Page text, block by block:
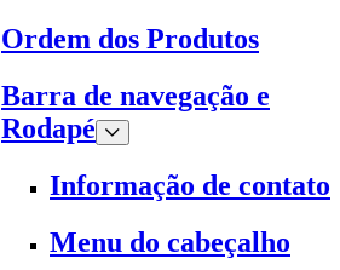
Ordem dos Produtos
Barra de navegação e
Rodapé
Informação de contato
Menu do cabeçalho